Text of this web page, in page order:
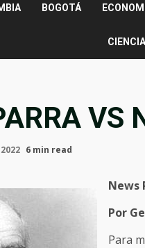
BOGOTÁ
VS
6 min read
News
Por
Para